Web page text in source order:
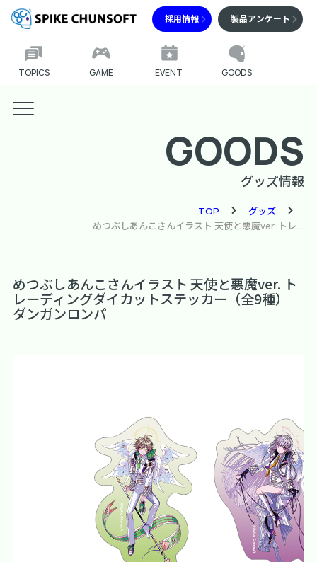
採用情報 製品アンケート
TOPICS GAME EVENT GOODS
GOODS
グッズ情報
TOP
グッズ
めつぶしあんこさんイラスト 天使と悪魔ver. トレーディングダイカットステッカー（全9種）
めつぶしあんこさんイラスト 天使と悪魔ver. ト
レーディングダイカットステッカー（全9種）
ダンガンロンパ